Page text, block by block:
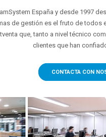
España y desde 1997
de gestión es el fruto de
que, tanto a nivel técnico
clientes que han
CONTACTA CON